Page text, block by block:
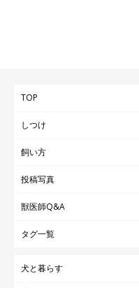
ので、うちに来たとき
ているとゴハンも食べな
ると犬の種類にもよるけ
うになってきた」
TOP
しつけ
飼い方
投稿写真
獣医師Q&A
タグ一覧
犬と暮らす